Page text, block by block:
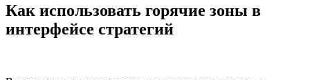
Как использовать горячие зоны в
интерфейсе стратегий